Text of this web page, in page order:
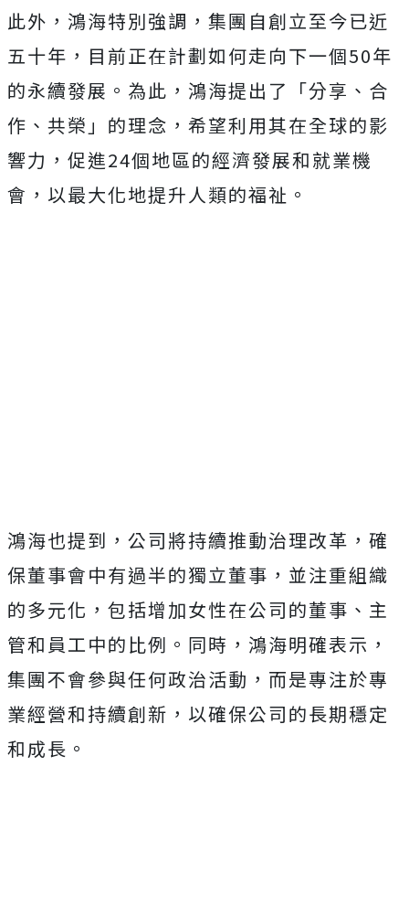
此外，鴻海特別強調，集團自創立至今已近
五十年，目前正在計劃如何走向下一個50年
的永續發展。為此，鴻海提出了「分享、合
作、共榮」的理念，希望利用其在全球的影
響力，促進24個地區的經濟發展和就業機
會，以最大化地提升人類的福祉。
鴻海也提到，公司將持續推動治理改革，確
保董事會中有過半的獨立董事，並注重組織
的多元化，包括增加女性在公司的董事、主
管和員工中的比例。同時，鴻海明確表示，
集團不會參與任何政治活動，而是專注於專
業經營和持續創新，以確保公司的長期穩定
和成長。